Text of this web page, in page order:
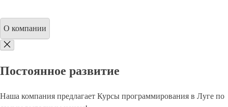
О компании
Постоянное развитие
Наша компания предлагает Курсы программирования в Луге по